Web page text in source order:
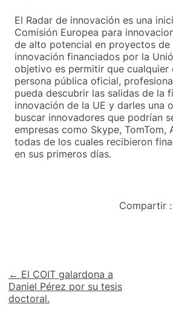
El Radar de innovación es una
Comisión Europea para
de alto potencial en proyectos de
innovación financiados por la
objetivo es permitir que cualquier
persona pública oficial,
pueda descubrir las salidas de la
innovación de la UE y darles una
buscar innovadores que podrían
empresas como Skype, TomTom,
todas de los cuales recibieron
en sus primeros días.
Compartir :
Navegación
de
← El COIT galardona a
Daniel Pérez por su tesis
doctoral.